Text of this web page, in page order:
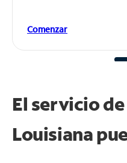
Comenzar
El servicio
Louisiana